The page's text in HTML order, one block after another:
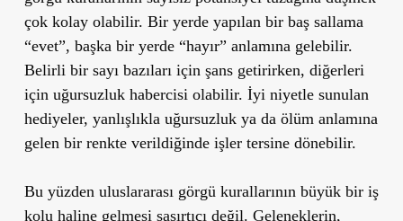
çok kolay olabilir. Bir yerde yapılan bir baş sallama
“evet”, başka bir yerde “hayır” anlamına gelebilir.
Belirli bir sayı bazıları için şans getirirken, diğerleri
için uğursuzluk habercisi olabilir. İyi niyetle sunulan
hediyeler, yanlışlıkla uğursuzluk ya da ölüm anlamına
gelen bir renkte verildiğinde işler tersine dönebilir.
Bu yüzden uluslararası görgü kurallarının büyük bir iş
kolu haline gelmesi şaşırtıcı değil. Geleneklerin,